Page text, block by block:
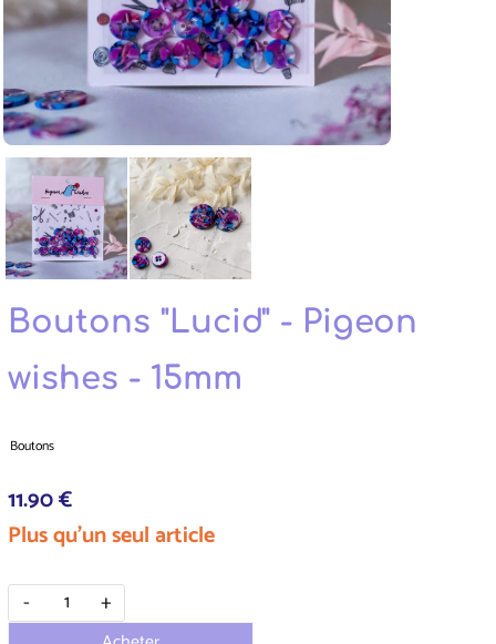
Boutons "Lucid" - Pigeon
wishes - 15mm
Boutons
11.90 €
Plus qu'un seul article
- +